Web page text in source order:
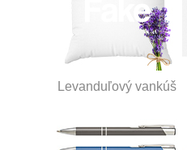
Levanduľový vankúš